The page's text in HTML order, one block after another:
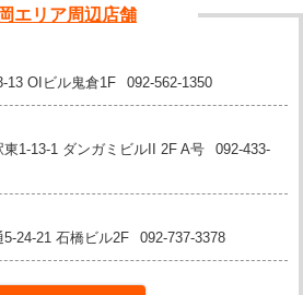
エリア周辺店舗
13 OIビル鬼倉1F
092-562-1350
1-13-1 ダンガミビルII 2F A号
092-433-
24-21 石橋ビル2F
092-737-3378